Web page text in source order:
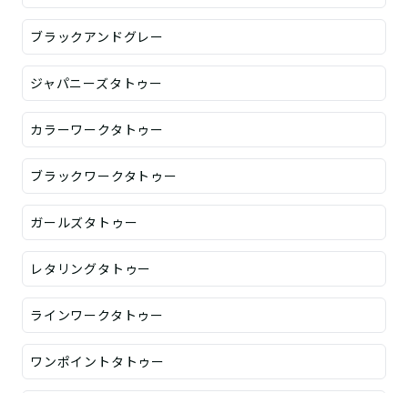
ブラックアンドグレー
ジャパニーズタトゥー
カラーワークタトゥー
ブラックワークタトゥー
ガールズタトゥー
レタリングタトゥー
ラインワークタトゥー
ワンポイントタトゥー